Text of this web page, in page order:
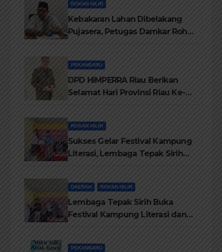
ROKAN HILIR
Kebakaran Lahan Dibelakang
Pujasera, Petugas Damkar Rohil
PEKANBARU
DPD HIMPERRA Riau Berikan
Selamat Hari Provinsi Riau Ke-
ROKAN HILIR
Sukses Gelar Festival Kampung
Literasi, Lembaga Tepak Sirih
DAERAH ROKAN HILIR
Lembaga Tepak Sirih Buka
Festival Kampung Literasi dan
PEKANBARU